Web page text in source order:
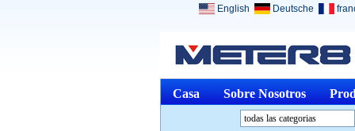
English Deutsche
Casa Sobre Nosotros
todas las categorias